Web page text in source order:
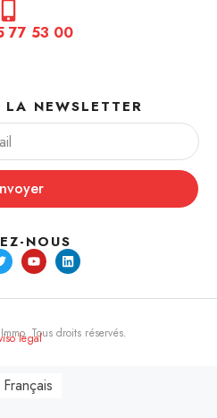
77 53 00
NEWSLETTER
NOUS
Tous droits réservés.
legal
Français